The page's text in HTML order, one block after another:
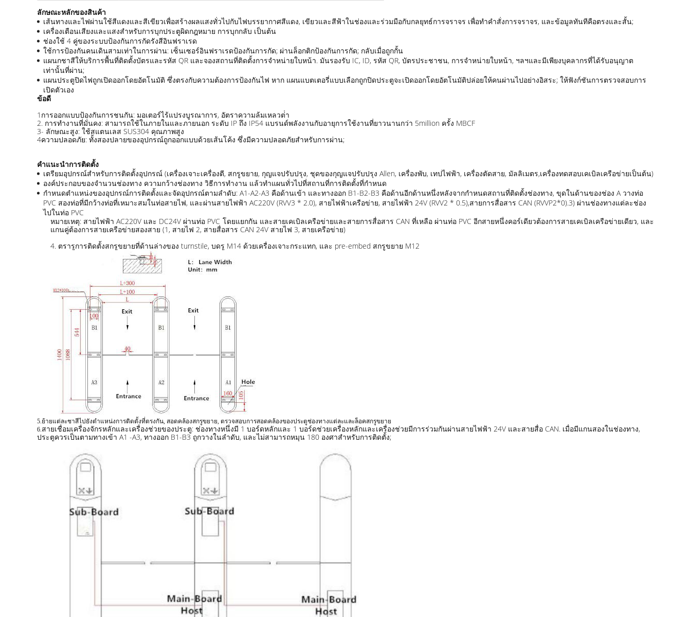
ลักษณะหลักของสินค้า
เส้นทางและไฟผ่านใช้สีแดงและสีเขียวเพื่อสร้างผลแสงทั่วไปกับไฟบรรยากาศสีแดง, เขียวและสีฟ้าในช่องและร่วมมือกับกลยุทธ์การจราจร เพื่อทําคําสั่งการจราจร, และข้อมูลทันทีคือตรงและสั้น;
เครื่องเตือนเสียงและแสงสําหรับการบุกประตูผิดกฎหมาย การบุกกลับ เป็นต้น
ช่องใช้ 4 คู่ของระบบป้องกันการกัดรังสีอินฟราเรด
ใช้การป้องกันคนเดินสามเท่าในการผ่าน: เซ็นเซอร์อินฟราเรดป้องกันการกัด; ผ่านล็อกติกป้องกันการกัด; กลับเมื่อถูกกั้น
แผนกชาสีให้บริการพื้นที่ติดตั้งบัตรและรหัส QR และจองสถานที่ติดตั้งการจําหน่ายใบหน้า. มันรองรับ IC, ID, รหัส QR, บัตรประชาชน, การจําหน่ายใบหน้า, ฯลฯและมีเพียงบุคลากรที่ได้รับอนุญาต
เท่านั้นที่ผ่าน;
แผนประตูปิดไฟถูกเปิดออกโดยอัตโนมัติ ซึ่งตรงกับความต้องการป้องกันไฟ หาก แผนแบตเตอรี่แบบเลือกถูกปิดประตูจะเปิดออกโดยอัตโนมัติปล่อยให้คนผ่านไปอย่างอิสระ; ให้ฟังก์ชันการตรวจสอบการ
เปิดตัวเอง
ข้อดี
1การออกแบบป้องกันการชนกัน: มอเตอร์ไร้แปรงบูรณาการ, อัตราความล้มเหลวต่ํา
2. การทํางานที่มั่นคง: สามารถใช้ในภายในและภายนอก ระดับ IP ถึง IP54 แบรนด์พลังงานกับอายุการใช้งานที่ยาวนานกว่า 5million ครั้ง MBCF
3- ลักษณะสูง: ใช้สแตนเลส SUS304 คุณภาพสูง
4ความปลอดภัย: ทั้งสองปลายของอุปกรณ์ถูกออกแบบด้วยเส้นโค้ง ซึ่งมีความปลอดภัยสําหรับการผ่าน;
คําแนะนําการติดตั้ง
เตรียมอุปกรณ์สําหรับการติดตั้งอุปกรณ์ (เครื่องเจาะเครื่องตี, สกรูขยาย, กุญแจปรับปรุง, ชุดของกุญแจปรับปรุง Allen, เครื่องพับ, เทปไฟฟ้า, เครื่องตัดสาย, มัลลิเมตร,เครื่องทดสอบเคเบิลเครือข่ายเป็นต้น)
องค์ประกอบของจํานวนช่องทาง ความกว้างช่องทาง วิธีการทํางาน แล้วทําแผนทั่วไปที่สถานที่การติดตั้งที่กําหนด
กําหนดตําแหน่งของอุปกรณ์การติดตั้งและจัดอุปกรณ์ตามลําดับ: A1-A2-A3 คือด้านเข้า และทางออก B1-B2-B3 คือด้านอีกด้านหนึ่งหลังจากกําหนดสถานที่ติดตั้งช่องทาง, ขุดในด้านของช่อง A วางท่อ
PVC สองท่อที่มีกว้างท่อที่เหมาะสมในท่อสายไฟ, และผ่านสายไฟฟ้า AC220V (RVV3 * 2.0), สายไฟฟ้าเครือข่าย, สายไฟฟ้า 24V (RVV2 * 0.5),สายการสื่อสาร CAN (RVVP2*0).3) ผ่านช่องทางแต่ละช่อง
ไปในท่อ PVC
หมายเหตุ: สายไฟฟ้า AC220V และ DC24V ผ่านท่อ PVC โดยแยกกัน และสายเคเบิลเครือข่ายและสายการสื่อสาร CAN ที่เหลือ ผ่านท่อ PVC อีกสายหนึ่งคอร์เดียวต้องการสายเคเบิลเครือข่ายเดียว, และ
แกนคู่ต้องการสายเครือข่ายสองสาย (1, สายไฟ 2, สายสื่อสาร CAN 24V สายไฟ 3, สายเครือข่าย)
4. ตรารูการติดตั้งสกรูขยายที่ด้านล่างของ turnstile, บดรู M14 ด้วยเครื่องเจาะกระแทก, และ pre-embed สกรูขยาย M12
5.ย้ายแต่ละชาสีไปยังตําแหน่งการติดตั้งที่ตรงกัน, สอดคล้องสกรูขยาย, ตรวจสอบการสอดคล้องของประตูช่องทางแต่ละและล็อคสกรูขยาย
6.สายเชื่อมเครื่องจักรหลักและเครื่องช่วยของประตู: ช่องทางหนึ่งมี 1 บอร์ดหลักและ 1 บอร์ดช่วยเครื่องหลักและเครื่องช่วยมีการร่วมกันผ่านสายไฟฟ้า 24V และสายสื่อ CAN. เมื่อมีแกนสองในช่องทาง,
ประตูควรเป็นตามทางเข้า A1 -A3, ทางออก B1-B3 ถูกวางในลําดับ, และไม่สามารถหมุน 180 องศาสําหรับการติดตั้ง;